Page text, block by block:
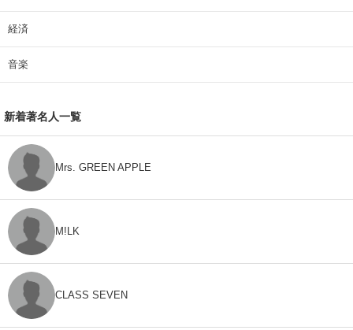
経済
音楽
新着著名人一覧
Mrs. GREEN APPLE
M!LK
CLASS SEVEN